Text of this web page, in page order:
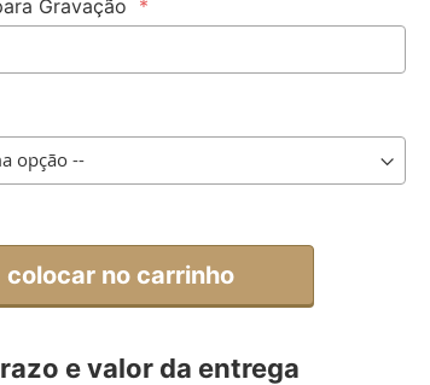
Gravação
colocar no carrinho
e valor da entrega